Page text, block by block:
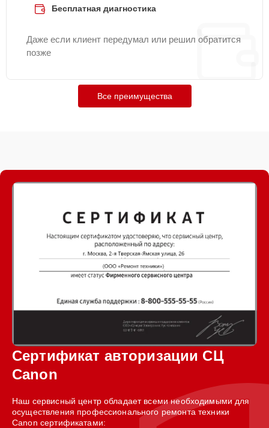
Бесплатная диагностика
Даже если клиент передумал или решил обратится
позже
Все преимущества
Сертификат авторизации СЦ
Canon
Наш сервисный центр обладает всеми необходимыми для
осуществления профессионального ремонта техники
Canon сертификатами: